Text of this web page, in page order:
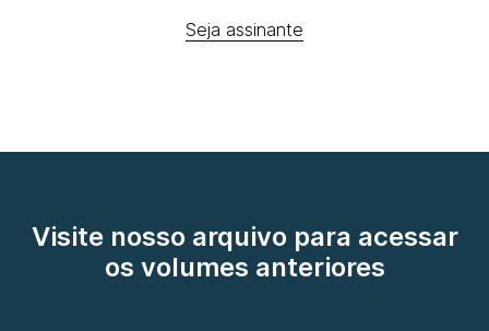
Seja assinante
Visite nosso arquivo para acessar
os volumes anteriores